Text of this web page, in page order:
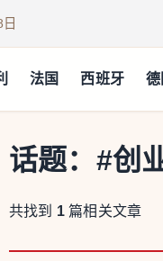
法国 西班牙 德
话题： #创
共找到 1 篇相关文章